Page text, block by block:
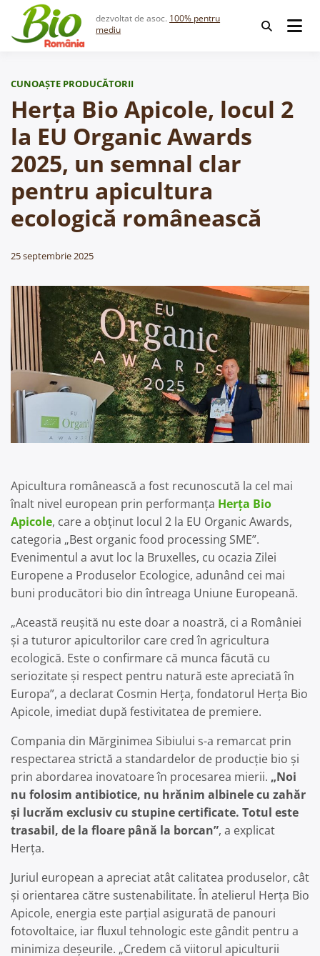
content
dezvoltat de asoc. 100% pentru
mediu
CUNOAȘTE PRODUCĂTORII
Herța Bio Apicole, locul 2
la EU Organic Awards
2025, un semnal clar
pentru apicultura
ecologică românească
25 septembrie 2025
Apicultura românească a fost recunoscută la cel mai
înalt nivel european prin performanța Herța Bio
Apicole, care a obținut locul 2 la EU Organic Awards,
categoria „Best organic food processing SME”.
Evenimentul a avut loc la Bruxelles, cu ocazia Zilei
Europene a Produselor Ecologice, adunând cei mai
buni producători bio din întreaga Uniune Europeană.
„Această reușită nu este doar a noastră, ci a României
și a tuturor apicultorilor care cred în agricultura
ecologică. Este o confirmare că munca făcută cu
seriozitate și respect pentru natură este apreciată în
Europa”, a declarat Cosmin Herța, fondatorul Herța Bio
Apicole, imediat după festivitatea de premiere.
Compania din Mărginimea Sibiului s-a remarcat prin
respectarea strictă a standardelor de producție bio și
prin abordarea inovatoare în procesarea mierii. „Noi
nu folosim antibiotice, nu hrănim albinele cu zahăr
și lucrăm exclusiv cu stupine certificate. Totul este
trasabil, de la floare până la borcan”, a explicat
Herța.
Juriul european a apreciat atât calitatea produselor, cât
și orientarea către sustenabilitate. În atelierul Herța Bio
Apicole, energia este parțial asigurată de panouri
fotovoltaice, iar fluxul tehnologic este gândit pentru a
minimiza deșeurile. „Credem că viitorul apiculturii